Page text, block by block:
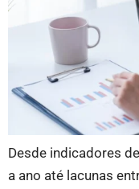
Desde indicadores
a ano até lacunas